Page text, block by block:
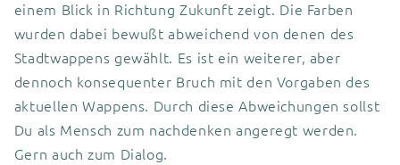
einem Blick in Richtung Zukunft zeigt. Die Farben
wurden dabei bewußt abweichend von denen des
Stadtwappens gewählt. Es ist ein weiterer, aber
dennoch konsequenter Bruch mit den Vorgaben des
aktuellen Wappens. Durch diese Abweichungen sollst
Du als Mensch zum nachdenken angeregt werden.
Gern auch zum Dialog.